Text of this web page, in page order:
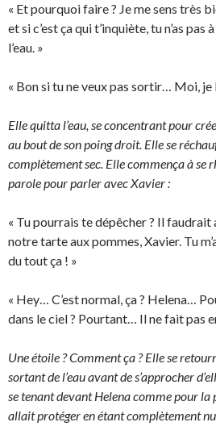
« Et pourquoi faire ? Je me sens très
et si c’est ça qui t’inquiète, tu n’as pas
l’eau. »
« Bon si tu ne veux pas sortir… Moi, je
Elle quitta l’eau, se concentrant pour
au bout de son poing droit. Elle se
complètement sec. Elle commença à se
parole pour parler avec Xavier :
« Tu pourrais te dépêcher ? Il faudrait
notre tarte aux pommes, Xavier. Tu
du tout ça ! »
« Hey… C’est normal, ça ? Helena…
dans le ciel ? Pourtant… Il ne fait pas
Une étoile ? Comment ça ? Elle se
sortant de l’eau avant de s’approcher
se tenant devant Helena comme pour la
allait protéger en étant complètement